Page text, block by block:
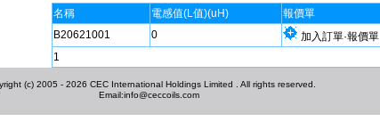
名稱 電感值(L值)(uH) 報價單
B20621001
0 加入訂單·報價單
1
(c) 2005 - 2026 CEC International Holdings Limited . All rights reserved.
Email:info@ceccoils.com